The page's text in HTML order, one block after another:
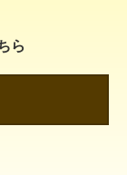
ら